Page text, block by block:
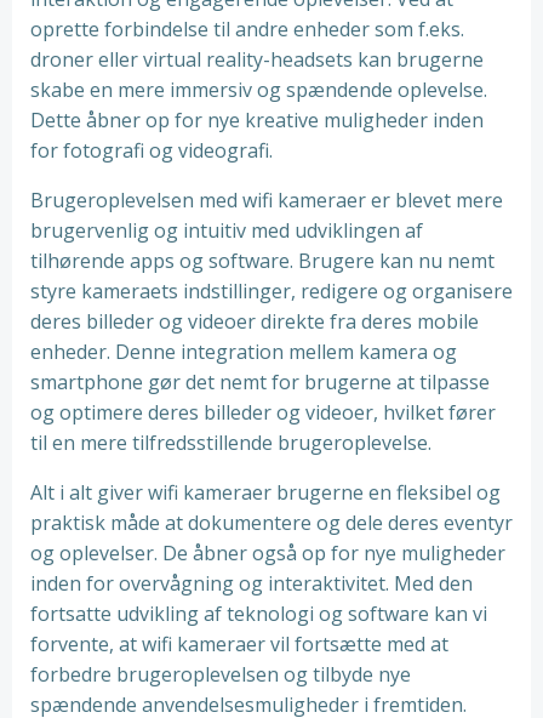
oprette forbindelse til andre enheder som f.eks.
droner eller virtual reality-headsets kan brugerne
skabe en mere immersiv og spændende oplevelse.
Dette åbner op for nye kreative muligheder inden
for fotografi og videografi.
Brugeroplevelsen med wifi kameraer er blevet mere
brugervenlig og intuitiv med udviklingen af
tilhørende apps og software. Brugere kan nu nemt
styre kameraets indstillinger, redigere og organisere
deres billeder og videoer direkte fra deres mobile
enheder. Denne integration mellem kamera og
smartphone gør det nemt for brugerne at tilpasse
og optimere deres billeder og videoer, hvilket fører
til en mere tilfredsstillende brugeroplevelse.
Alt i alt giver wifi kameraer brugerne en fleksibel og
praktisk måde at dokumentere og dele deres eventyr
og oplevelser. De åbner også op for nye muligheder
inden for overvågning og interaktivitet. Med den
fortsatte udvikling af teknologi og software kan vi
forvente, at wifi kameraer vil fortsætte med at
forbedre brugeroplevelsen og tilbyde nye
spændende anvendelsesmuligheder i fremtiden.